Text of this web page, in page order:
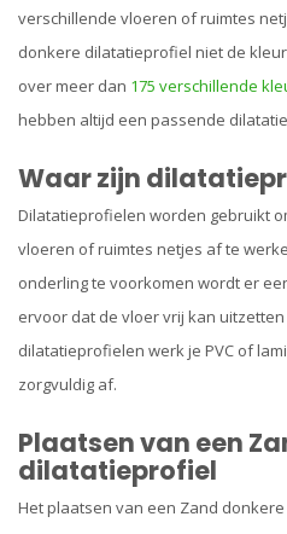
verschillende vloeren of ruimtes
donkere dilatatieprofiel niet de
over meer dan 175 verschillende
hebben altijd een passende
Waar zijn
Dilatatieprofielen worden gebruikt
vloeren of ruimtes netjes af te
onderling te voorkomen wordt er
ervoor dat de vloer vrij kan
dilatatieprofielen werk je PVC of
zorgvuldig af.
Plaatsen van een
dilatatieprofiel
Het plaatsen van een Zand